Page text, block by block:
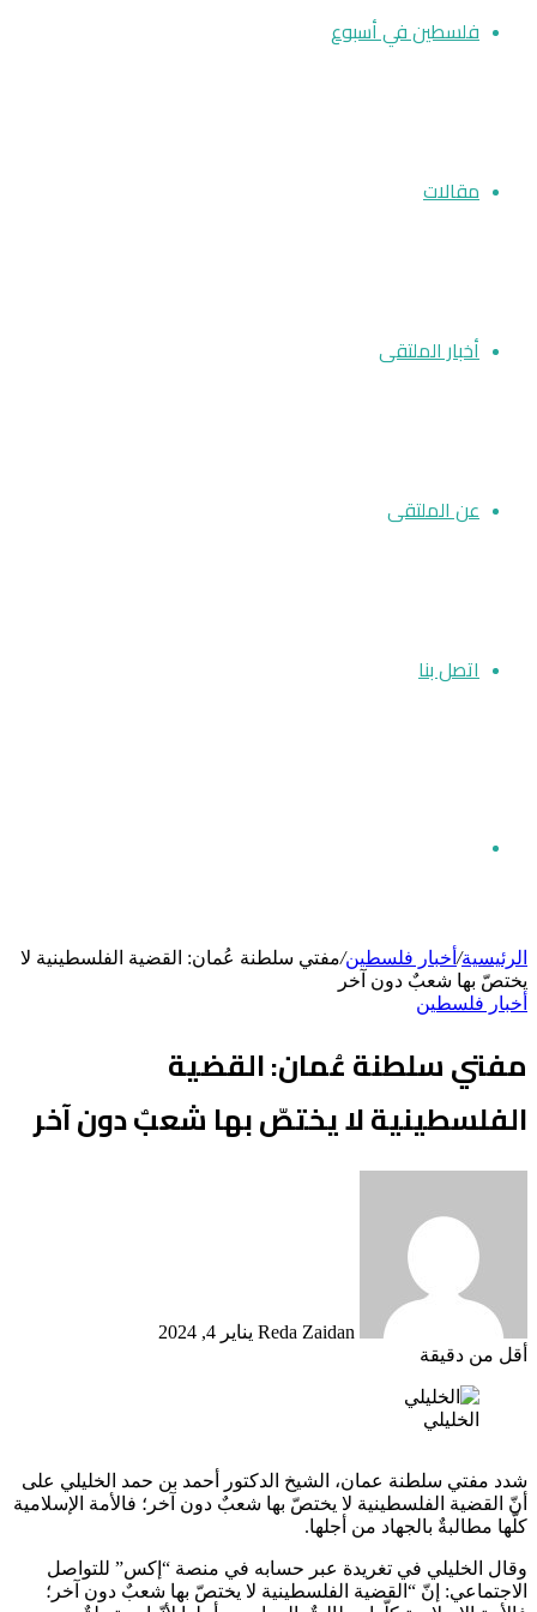
فلسطين في أسبوع
مقالات
أخبار الملتقى
عن الملتقى
اتصل بنا
عن
الرئيسية/ أخبار فلسطين/مفتي سلطنة عُمان: القضية الفلسطينية لا
يختصّ بها شعبٌ دون آخر
أخبار فلسطين
مفتي سلطنة عُمان: القضية
الفلسطينية لا يختصّ بها شعبٌ دون آخر
Reda Zaidan يناير 4, 2024
أقل من دقيقة
الخليلي
شدد مفتي سلطنة عمان، الشيخ الدكتور أحمد بن حمد الخليلي على
أنّ القضية الفلسطينية لا يختصّ بها شعبٌ دون آخر؛ فالأمة الإسلامية
كلّها مطالبةٌ بالجهاد من أجلها.
وقال الخليلي في تغريدة عبر حسابه في منصة “إكس” للتواصل
الاجتماعي: إنّ “القضية الفلسطينية لا يختصّ بها شعبٌ دون آخر؛